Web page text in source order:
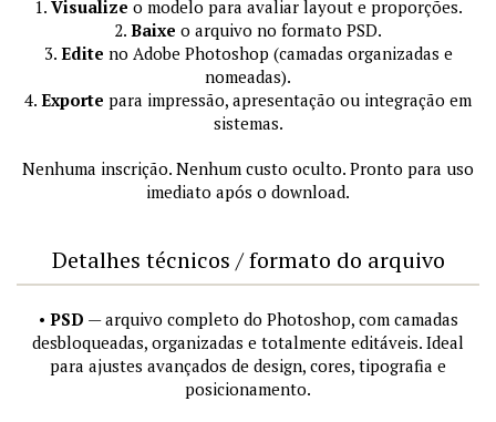
1. Visualize o modelo para avaliar layout e proporções.
2. Baixe o arquivo no formato PSD.
3. Edite no Adobe Photoshop (camadas organizadas e
nomeadas).
4. Exporte para impressão, apresentação ou integração em
sistemas.
Nenhuma inscrição. Nenhum custo oculto. Pronto para uso
imediato após o download.
Detalhes técnicos / formato do arquivo
• PSD — arquivo completo do Photoshop, com camadas
desbloqueadas, organizadas e totalmente editáveis. Ideal
para ajustes avançados de design, cores, tipografia e
posicionamento.